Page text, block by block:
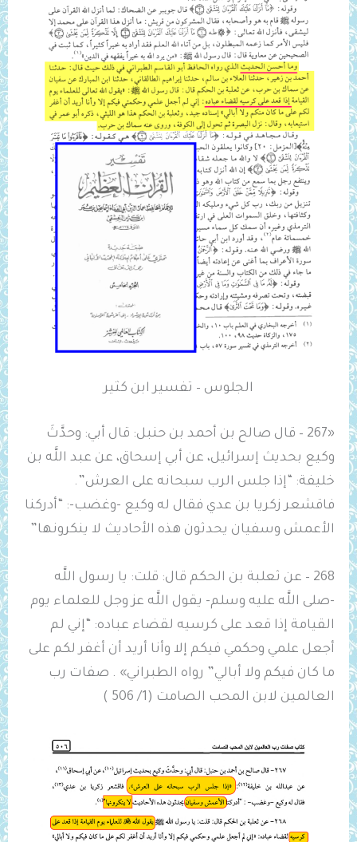
الجلوس – تفسير ابن كثير
«267 – قال صالح بن أحمد بن حنبل: قال أبي: وحدَّثَ
وكيع بحديث إسرائيل، عن أبي إسحاق، عن عبد اللَّه بن
خليفة: “إذا ‌جلس ‌الرب سبحانه على العرش”.
فاقشعر زكريا بن عدي فقال له وكيع -وغضب-: “أدركنا
الأعمش وسفيان يحدثون هذه الأحاديث لا ينكرونها”
268 – عن ثعلبة بن الحكم قال: قلت: يا رسول اللَّه
-صلى اللَّه عليه وسلم- يقول اللَّه عز وجل للعلماء يوم
القيامة إذا قعد على كرسيه لقضاء عباده: “إني لم
أجعل علمي وحكمي فيكم إلا وأنا أريد أن أغفر لكم على
ما كان فيكم ولا أبالي” رواه الطبراني» . صفات رب
العالمين لابن المحب الصامت (1/ 506 )